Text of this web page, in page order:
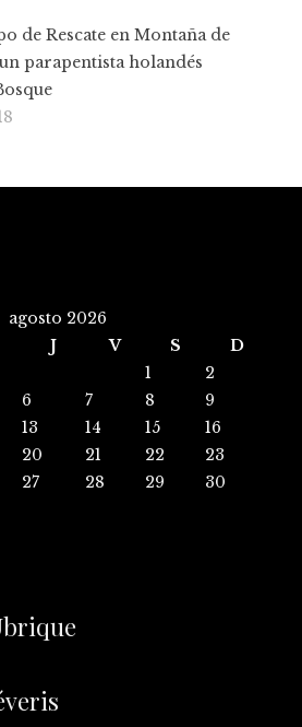
de Rescate en Montaña de
parapentista holandés
agosto 2026
J V S
D
1
2
6 7 8
9
13 14 15
16
20 21 22
23
27 28 29
30